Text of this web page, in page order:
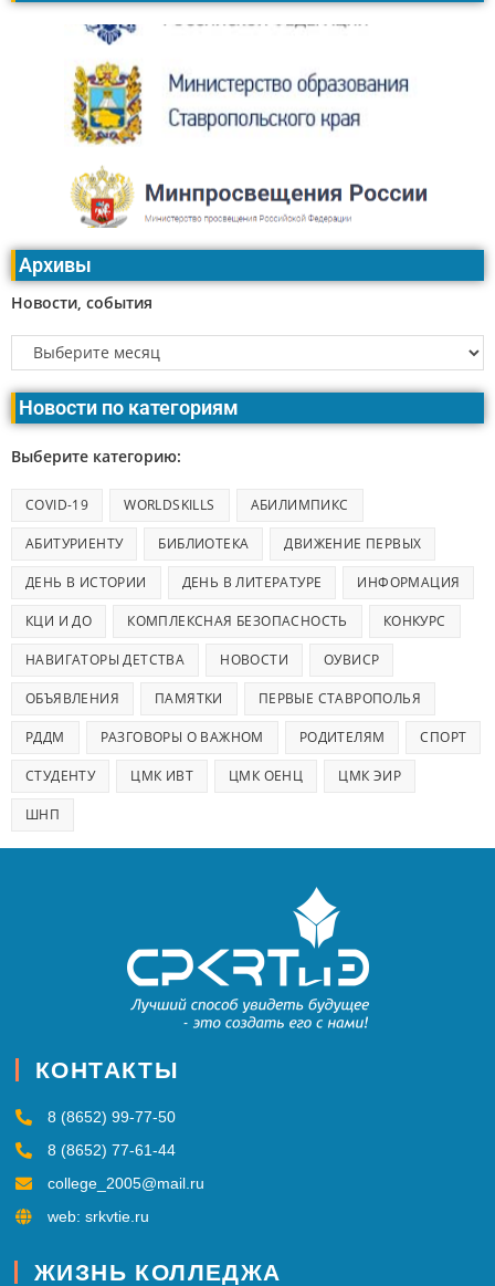
Архивы
Новости, события
Новости по категориям
Выберите категорию:
COVID-19 WORLDSKILLS АБИЛИМПИКС
АБИТУРИЕНТУ БИБЛИОТЕКА ДВИЖЕНИЕ ПЕРВЫХ
ДЕНЬ В ИСТОРИИ ДЕНЬ В ЛИТЕРАТУРЕ ИНФОРМАЦИЯ
КЦИ И ДО КОМПЛЕКСНАЯ БЕЗОПАСНОСТЬ КОНКУРС
НАВИГАТОРЫ ДЕТСТВА НОВОСТИ ОУВИСР
ОБЪЯВЛЕНИЯ ПАМЯТКИ ПЕРВЫЕ СТАВРОПОЛЬЯ
РДДМ РАЗГОВОРЫ О ВАЖНОМ РОДИТЕЛЯМ СПОРТ
СТУДЕНТУ ЦМК ИВТ ЦМК ОЕНЦ ЦМК ЭИР
ШНП
КОНТАКТЫ
8 (8652) 99-77-50
8 (8652) 77-61-44
college_2005@mail.ru
web: srkvtie.ru
ЖИЗНЬ КОЛЛЕДЖА